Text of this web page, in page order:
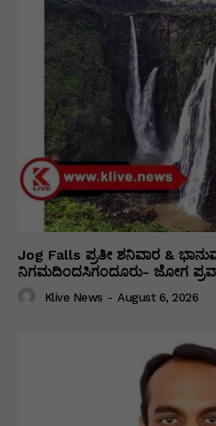
Jog Falls ಪ್ರತೀ ಶನಿವಾರ &
ನಿಗಮದಿಂದಸಿಗಂದೂರು- ಜೋಗ
Klive News - August 6, 2026